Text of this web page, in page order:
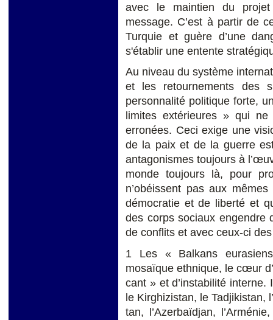
avec le maintien du
message. C’est à partir de
Turquie et guère d’une
s'établir une entente
Au niveau du système
et les retournements des
personnalité politique forte,
limites extérieures » qui
erronées. Ceci exige une
de la paix et de la guerre
antagonismes toujours à
monde toujours là, pour
n’obéissent pas aux
démocratie et de liberté et
des corps sociaux engendre
de conflits et avec ceux-ci
1 Les « Balkans
mosaïque ethnique, le cœur
cant » et d’instabilité
le Kirghizistan, le Tadjikistan,
tan, l’Azerbaïdjan,